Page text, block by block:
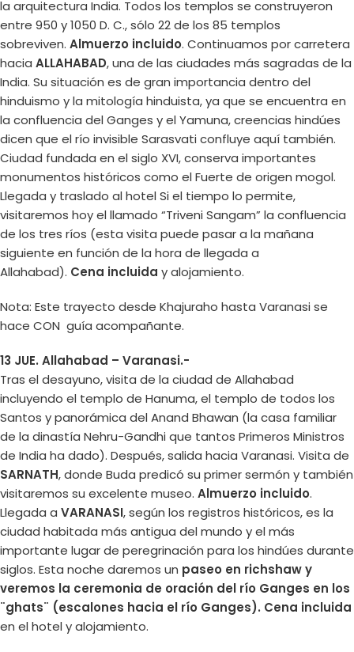
la arquitectura India. Todos los templos se construyeron
entre 950 y 1050 D. C., sólo 22 de los 85 templos
sobreviven. Almuerzo incluido. Continuamos por carretera
hacia ALLAHABAD, una de las ciudades más sagradas de la
India. Su situación es de gran importancia dentro del
hinduismo y la mitología hinduista, ya que se encuentra en
la confluencia del Ganges y el Yamuna, creencias hindúes
dicen que el río invisible Sarasvati confluye aquí también.
Ciudad fundada en el siglo XVI, conserva importantes
monumentos históricos como el Fuerte de origen mogol.
Llegada y traslado al hotel Si el tiempo lo permite,
visitaremos hoy el llamado “Triveni Sangam” la confluencia
de los tres ríos (esta visita puede pasar a la mañana
siguiente en función de la hora de llegada a
Allahabad). Cena incluida y alojamiento.
Nota: Este trayecto desde Khajuraho hasta Varanasi se
hace CON guía acompañante.
13 JUE. Allahabad – Varanasi.-
Tras el desayuno, visita de la ciudad de Allahabad
incluyendo el templo de Hanuma, el templo de todos los
Santos y panorámica del Anand Bhawan (la casa familiar
de la dinastía Nehru-Gandhi que tantos Primeros Ministros
de India ha dado). Después, salida hacia Varanasi. Visita de
SARNATH, donde Buda predicó su primer sermón y también
visitaremos su excelente museo. Almuerzo incluido.
Llegada a VARANASI, según los registros históricos, es la
ciudad habitada más antigua del mundo y el más
importante lugar de peregrinación para los hindúes durante
siglos. Esta noche daremos un paseo en richshaw y
veremos la ceremonia de oración del río Ganges en los
¨ghats¨ (escalones hacia el río Ganges). Cena incluida
en el hotel y alojamiento.